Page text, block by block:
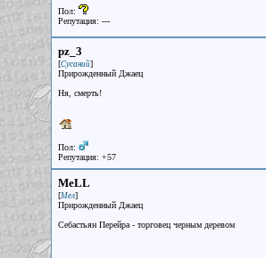
Пол:
Репутация: ---
pz_3
[Сусаний]
Прирожденный Джаец
Ня, смерть!
Пол:
Репутация: +57
MeLL
[Мел]
Прирожденный Джаец
Себастьян Перейра - торговец черным деревом